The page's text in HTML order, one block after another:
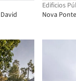
Edificios
Nova